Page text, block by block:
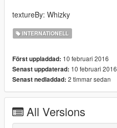
textureBy: Whizky
INTERNATIONELL
Först uppladdad: 10 februari 2016
Senast uppdaterad: 10 februari 2016
Senast nedladdad: 2 timmar sedan
All Versions